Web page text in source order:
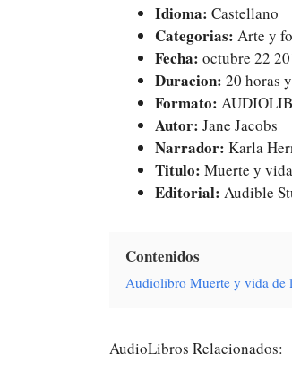
Idioma: Castellano
Categorias: Arte y
Fecha: octubre 22
Duracion: 20 horas
Formato:
Autor: Jane Jacobs
Narrador: Karla
Titulo: Muerte y
Editorial: Audible
Contenidos
Audiolibro Muerte y vida de
AudioLibros Relacionados: